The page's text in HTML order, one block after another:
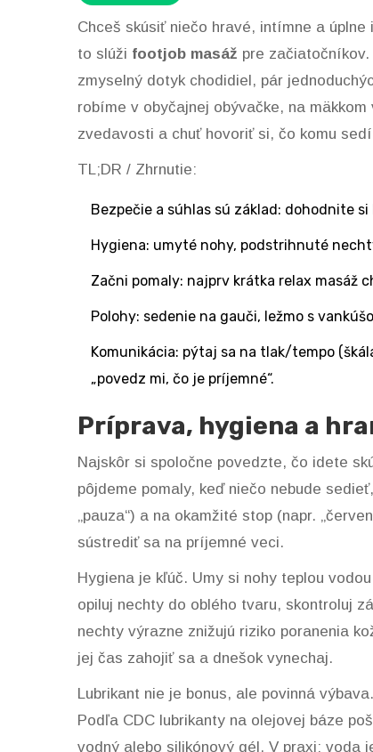
Chceš skúsiť niečo hravé, intímne a
to slúži footjob masáž pre
zmyselný dotyk chodidiel, pár
robíme v obyčajnej obývačke, na
zvedavosti a chuť hovoriť si, čo komu
TL;DR / Zhrnutie:
Bezpečie a súhlas sú základ: dohodnite
Hygiena: umyté nohy, podstrihnuté
Začni pomaly: najprv krátka relax masáž
Polohy: sedenie na gauči, ležmo s
Komunikácia: pýtaj sa na tlak/tempo
„povedz mi, čo je príjemné“.
Príprava, hygiena a
Najskôr si spoločne povedzte, čo idete
pôjdeme pomaly, keď niečo nebude
„pauza“) a na okamžité stop (napr.
sústrediť sa na príjemné veci.
Hygiena je kľúč. Umy si nohy teplou
opiluj nechty do oblého tvaru, skontroluj
nechty výrazne znižujú riziko poranenia
jej čas zahojiť sa a dnešok vynechaj.
Lubrikant nie je bonus, ale povinná
Podľa CDC lubrikanty na olejovej báze
vodný alebo silikónový gél. V praxi: voda